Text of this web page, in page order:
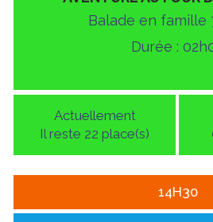
Balade en famille
Durée :
Actuellement
Il reste 22 place(s)
14H30